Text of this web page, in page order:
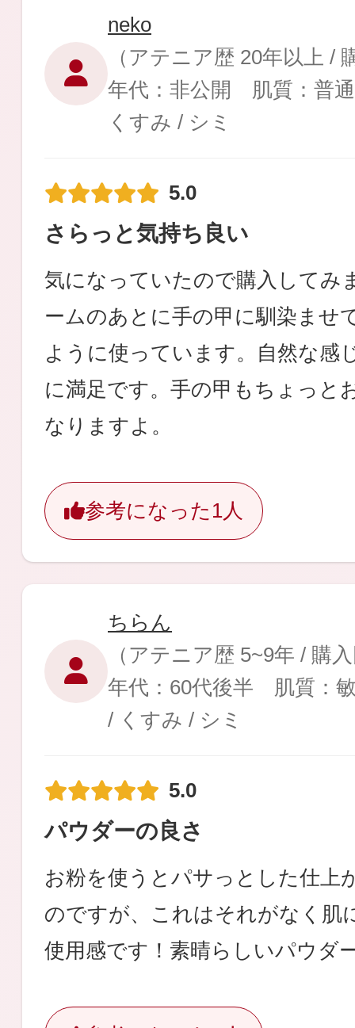
健康食品／サプ
ファッション
ギフト
よくあるご質問
neko
（アテニア歴 20年以上 /
年代：非公開 肌質：普
くすみ / シミ
5.0
さらっと気持ち良い
気になっていたので購入してみ
ームのあとに手の甲に馴染ませ
ように使っています。自然な感
に満足です。手の甲もちょっと
なりますよ。
参考になった 1人
ちらん
（アテニア歴 5~9年 / 購
年代：60代後半 肌質：
/ くすみ / シミ
5.0
パウダーの良さ
お粉を使うとパサっとした仕上
のですが、これはそれがなく肌
使用感です！素晴らしいパウダ